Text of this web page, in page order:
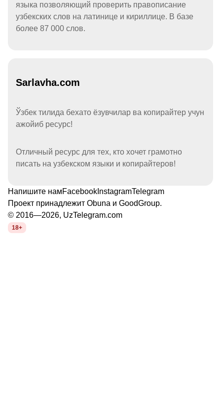
языка позволяющий проверить правописание
узбекских слов на латинице и кириллице. В базе
более 87 000 слов.
Sarlavha.com
Ўзбек тилида бехато ёзувчилар ва копирайтер учун
ажойиб ресурс!
Отличный ресурс для тех, кто хочет грамотно
писать на узбекском языки и копирайтеров!
Напишите намFacebook InstagramTelegram
Проект принадлежит Obuna и GoodGroup.
© 2016—2026, UzTelegram.com
18+